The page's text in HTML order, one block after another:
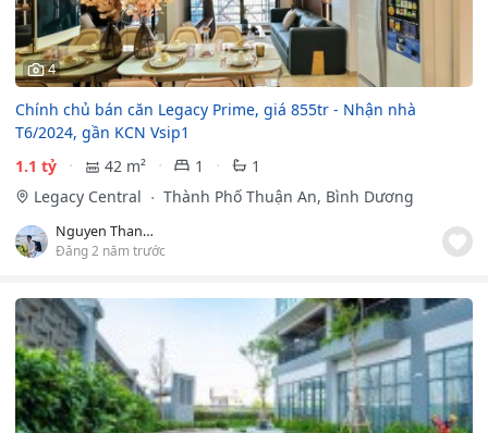
4
Chính chủ bán căn Legacy Prime, giá 855tr - Nhận nhà
T6/2024, gần KCN Vsip1
1.1 tỷ
42 m² 1
1
Legacy Central
Thành Phố Thuận An, Bình Dương
Nguyen Thanh Viet
Đăng 2 năm trước